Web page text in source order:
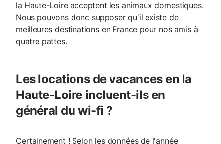
la Haute-Loire acceptent les animaux domestiques.
Nous pouvons donc supposer qu'il existe de
meilleures destinations en France pour nos amis à
quatre pattes.
Les locations de vacances en la
Haute-Loire incluent-ils en
général du wi-fi ?
Certainement ! Selon les données de l'année